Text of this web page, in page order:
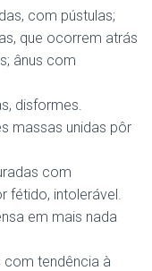
com pústulas;
que ocorrem atrás
ânus com
disformes.
massas unidas pôr
com
fétido, intolerável.
em mais nada
tendência à